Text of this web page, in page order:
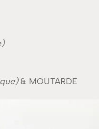
& MOUTARDE